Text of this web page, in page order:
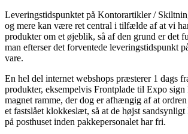
Leveringstidspunktet på Kontorartikler /
og mere kan være ret central i tilfælde af at vi
produkter om et øjeblik, så af den grund er det
man efterser det forventede leveringstidspunkt
vare.
En hel del internet webshops præsterer 1 dags
produkter, eksempelvis Frontplade til Expo
magnet ramme, der dog er afhængig af at
et fastslået klokkeslæt, så at de højst sandsynligt
på posthuset inden pakkepersonalet har fri.